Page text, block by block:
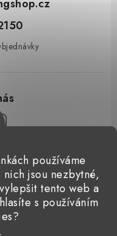
používáme
jsou nezbytné,
tento web a
s používáním
Quartz ValetPRO